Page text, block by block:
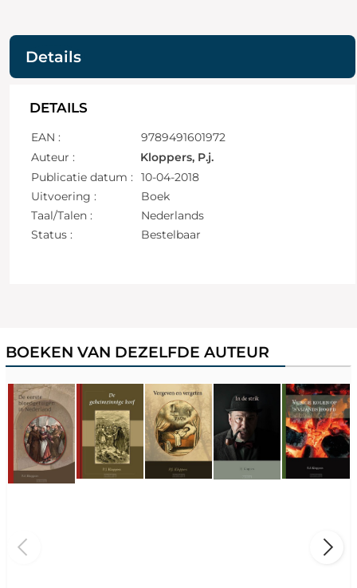
Details
DETAILS
EAN :
9789491601972
Auteur :
Kloppers, P.j.
Publicatie datum :
10-04-2018
Uitvoering :
Boek
Taal/Talen :
Nederlands
Status :
Bestelbaar
BOEKEN VAN DEZELFDE AUTEUR